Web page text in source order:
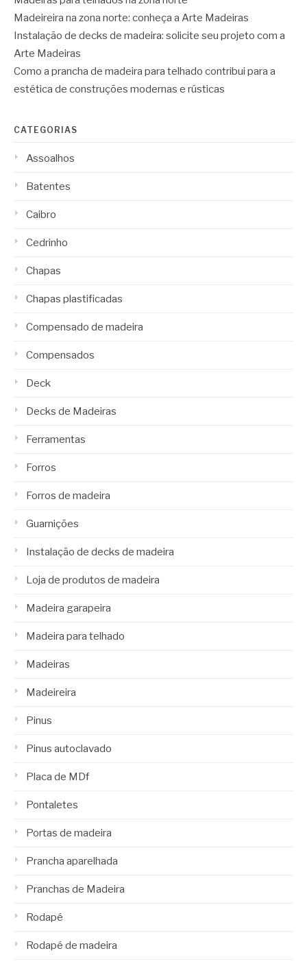
Madeireira na zona norte: conheça a Arte Madeiras
Instalação de decks de madeira: solicite seu projeto com a
Arte Madeiras
Como a prancha de madeira para telhado contribui para a
estética de construções modernas e rústicas
CATEGORIAS
Assoalhos
Batentes
Caibro
Cedrinho
Chapas
Chapas plastificadas
Compensado de madeira
Compensados
Deck
Decks de Madeiras
Ferramentas
Forros
Forros de madeira
Guarnições
Instalação de decks de madeira
Loja de produtos de madeira
Madeira garapeira
Madeira para telhado
Madeiras
Madeireira
Pinus
Pinus autoclavado
Placa de MDf
Pontaletes
Portas de madeira
Prancha aparelhada
Pranchas de Madeira
Rodapé
Rodapé de madeira